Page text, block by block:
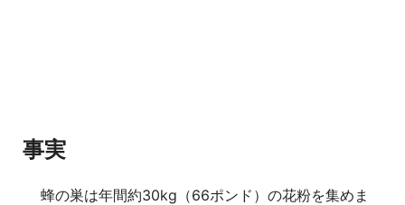
事実
蜂の巣は年間約30kg（66ポンド）の花粉を集めま